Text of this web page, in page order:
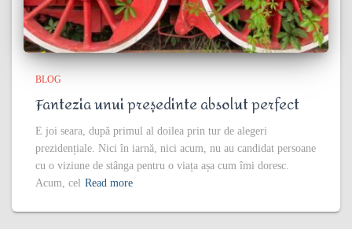
BLOG
Fantezia unui președinte absolut perfect
E joi seara, după primul al doilea prin tur de alegeri
prezidențiale. Nici în iarnă, nici acum, nu au candidat persoane
cu o viziune de stânga pentru o viața așa cum îmi doresc.
Acum, cel Read more